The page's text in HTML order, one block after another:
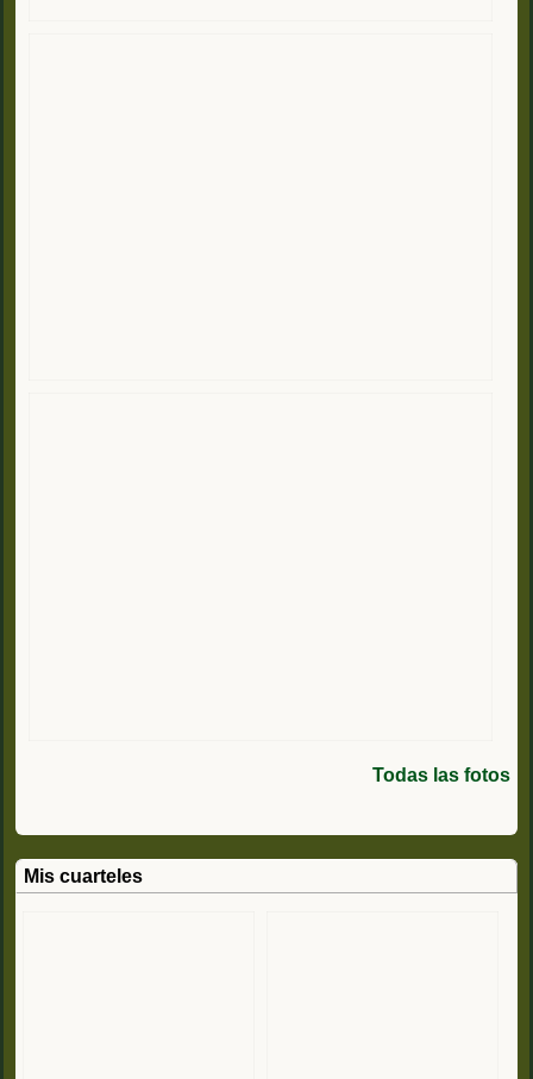
Todas las fotos
Mis cuarteles